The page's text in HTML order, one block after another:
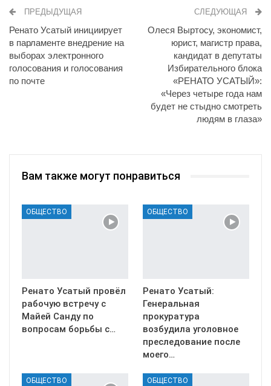
ПРЕДЫДУЩАЯ
Ренато Усатый инициирует
в парламенте внедрение на
выборах электронного
голосования и голосования
по почте
СЛЕДУЮЩАЯ
Олеся Выртосу, экономист,
юрист, магистр права,
кандидат в депутаты
Избирательного блока
«РЕНАТО УСАТЫЙ»:
«Через четыре года нам
будет не стыдно смотреть
людям в глаза»
Вам также могут понравиться
ОБЩЕСТВО
Ренато Усатый провёл
рабочую встречу с
Майей Санду по
вопросам борьбы с…
ОБЩЕСТВО
Ренато Усатый:
Генеральная
прокуратура
возбудила уголовное
преследование после
моего…
ОБЩЕСТВО ОБЩЕСТВО